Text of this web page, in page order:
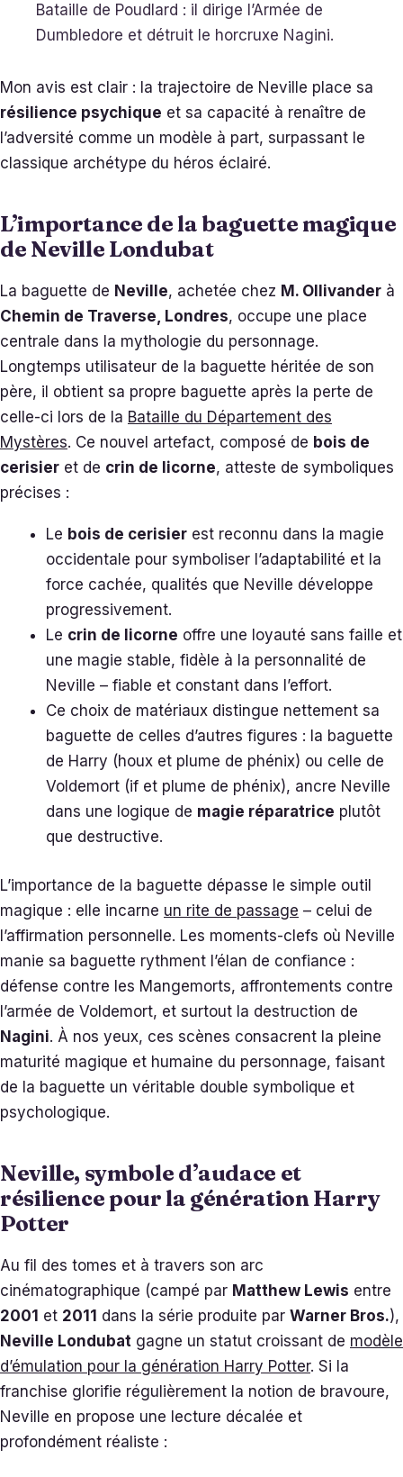
Bataille de Poudlard : il dirige l’Armée de
Dumbledore et détruit le horcruxe Nagini.
Mon avis est clair : la trajectoire de Neville place sa
résilience psychique et sa capacité à renaître de
l’adversité comme un modèle à part, surpassant le
classique archétype du héros éclairé.
L’importance de la baguette magique
de Neville Londubat
La baguette de Neville, achetée chez M. Ollivander à
Chemin de Traverse, Londres, occupe une place
centrale dans la mythologie du personnage.
Longtemps utilisateur de la baguette héritée de son
père, il obtient sa propre baguette après la perte de
celle-ci lors de la Bataille du Département des
Mystères. Ce nouvel artefact, composé de bois de
cerisier et de crin de licorne, atteste de symboliques
précises :
Le bois de cerisier est reconnu dans la magie
occidentale pour symboliser l’adaptabilité et la
force cachée, qualités que Neville développe
progressivement.
Le crin de licorne offre une loyauté sans faille et
une magie stable, fidèle à la personnalité de
Neville – fiable et constant dans l’effort.
Ce choix de matériaux distingue nettement sa
baguette de celles d’autres figures : la baguette
de Harry (houx et plume de phénix) ou celle de
Voldemort (if et plume de phénix), ancre Neville
dans une logique de magie réparatrice plutôt
que destructive.
L’importance de la baguette dépasse le simple outil
magique : elle incarne un rite de passage – celui de
l’affirmation personnelle. Les moments-clefs où Neville
manie sa baguette rythment l’élan de confiance :
défense contre les Mangemorts, affrontements contre
l’armée de Voldemort, et surtout la destruction de
Nagini. À nos yeux, ces scènes consacrent la pleine
maturité magique et humaine du personnage, faisant
de la baguette un véritable double symbolique et
psychologique.
Neville, symbole d’audace et
résilience pour la génération Harry
Potter
Au fil des tomes et à travers son arc
cinématographique (campé par Matthew Lewis entre
2001 et 2011 dans la série produite par Warner Bros.),
Neville Londubat gagne un statut croissant de modèle
d’émulation pour la génération Harry Potter. Si la
franchise glorifie régulièrement la notion de bravoure,
Neville en propose une lecture décalée et
profondément réaliste :